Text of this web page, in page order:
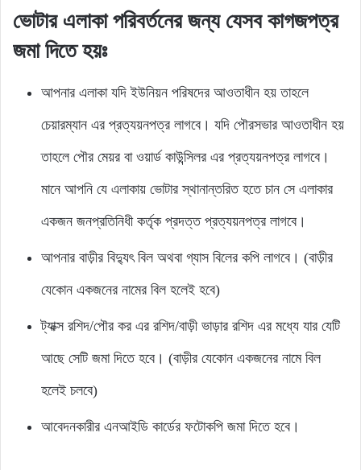
ভোটার এলাকা পরিবর্তনের জন্য যেসব কাগজপত্র
জমা দিতে হয়ঃ
আপনার এলাকা যদি ইউনিয়ন পরিষদের আওতাধীন হয় তাহলে
চেয়ারম্যান এর প্রত্যয়নপত্র লাগবে। যদি পৌরসভার আওতাধীন হয়
তাহলে পৌর মেয়র বা ওয়ার্ড কাউন্সিলর এর প্রত্যয়নপত্র লাগবে।
মানে আপনি যে এলাকায় ভোটার স্থানান্তরিত হতে চান সে এলাকার
একজন জনপ্রতিনিধী কর্তৃক প্রদত্ত প্রত্যয়নপত্র লাগবে।
আপনার বাড়ীর বিদ্যুৎ বিল অথবা গ্যাস বিলের কপি লাগবে। (বাড়ীর
যেকোন একজনের নামের বিল হলেই হবে)
ট্যাক্স রশিদ/পৌর কর এর রশিদ/বাড়ী ভাড়ার রশিদ এর মধ্যে যার যেটি
আছে সেটি জমা দিতে হবে। (বাড়ীর যেকোন একজনের নামে বিল
হলেই চলবে)
আবেদনকারীর এনআইডি কার্ডের ফটোকপি জমা দিতে হবে।